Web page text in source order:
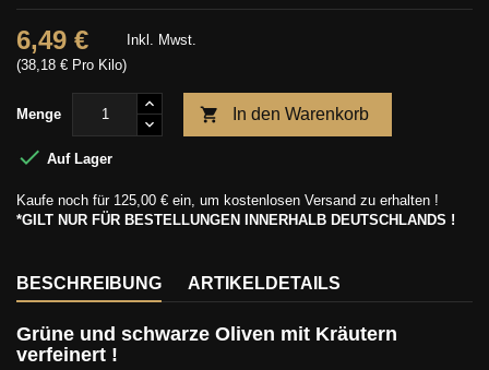
6,49 €
(38,18 € Pro Kilo)
Inkl. Mwst.
Menge  In den Warenkorb
 Auf Lager
Kaufe noch für 125,00 € ein, um kostenlosen Versand zu erhalten !
*GILT NUR FÜR BESTELLUNGEN INNERHALB DEUTSCHLANDS !
BESCHREIBUNG ARTIKELDETAILS
Grüne und schwarze Oliven mit Kräutern
verfeinert !